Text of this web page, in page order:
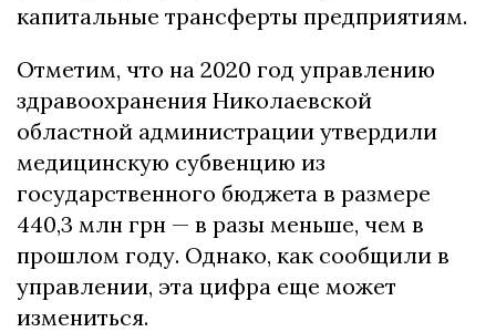
капитальные трансферты предприятиям.
Отметим, что на 2020 год управлению
здравоохранения Николаевской
областной администрации утвердили
медицинскую субвенцию из
государственного бюджета в размере
440,3 млн грн — в разы меньше, чем в
прошлом году. Однако, как сообщили в
управлении, эта цифра еще может
измениться.